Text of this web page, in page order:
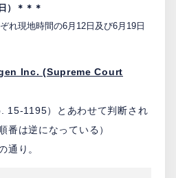
）＊＊＊
れ現地時間の6月12日及び6月19日
Inc. (Supreme Court
15-1195）とあわせて判断され
番は逆になっている）
通り。